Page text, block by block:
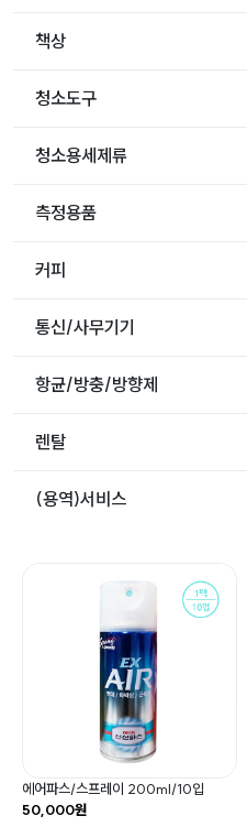
책상
청소도구
청소용세제류
측정용품
커피
통신/사무기기
항균/방충/방향제
렌탈
(용역)서비스
에어파스/스프레이 200ml/10입
50,000원